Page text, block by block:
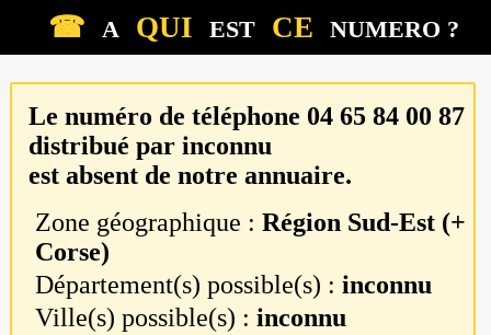
☎ A QUI EST CE NUMERO ?
Le numéro de téléphone 04 65 84 00 87
distribué par inconnu
est absent de notre annuaire.
Zone géographique :Région Sud-Est (+
Corse)
Département(s) possible(s) :inconnu
Ville(s) possible(s) :inconnu